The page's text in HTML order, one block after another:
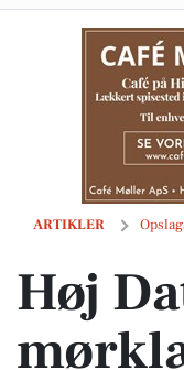
ARTIKLER
Høj Data monterer
Høj